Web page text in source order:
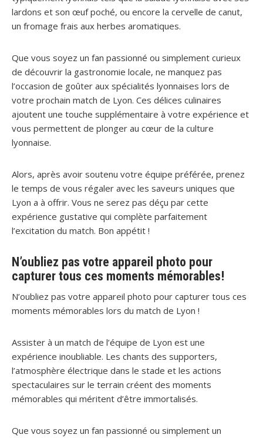
lardons et son œuf poché, ou encore la cervelle de canut,
un fromage frais aux herbes aromatiques.
Que vous soyez un fan passionné ou simplement curieux
de découvrir la gastronomie locale, ne manquez pas
l’occasion de goûter aux spécialités lyonnaises lors de
votre prochain match de Lyon. Ces délices culinaires
ajoutent une touche supplémentaire à votre expérience et
vous permettent de plonger au cœur de la culture
lyonnaise.
Alors, après avoir soutenu votre équipe préférée, prenez
le temps de vous régaler avec les saveurs uniques que
Lyon a à offrir. Vous ne serez pas déçu par cette
expérience gustative qui complète parfaitement
l’excitation du match. Bon appétit !
N’oubliez pas votre appareil photo pour
capturer tous ces moments mémorables!
N’oubliez pas votre appareil photo pour capturer tous ces
moments mémorables lors du match de Lyon !
Assister à un match de l’équipe de Lyon est une
expérience inoubliable. Les chants des supporters,
l’atmosphère électrique dans le stade et les actions
spectaculaires sur le terrain créent des moments
mémorables qui méritent d’être immortalisés.
Que vous soyez un fan passionné ou simplement un